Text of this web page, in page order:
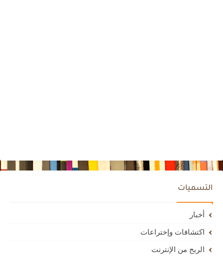
التسميات
أخبار
اكتشافات وإختراعات
الربح من الإنترنت